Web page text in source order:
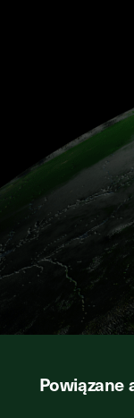
Powiązane